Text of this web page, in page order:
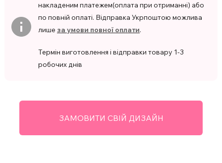
накладеним платежем(оплата при отриманні) або
по повній оплаті. Відправка Укрпоштою можлива
лише за умови повної оплати.
Термін виготовлення і відправки товару 1-3
робочих днів
ЗАМОВИТИ СВІЙ ДИЗАЙН